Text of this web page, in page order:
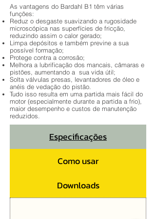
As vantagens do Bardahl B1 têm várias
funções:
Reduz o desgaste suavizando a rugosidade
microscópica nas superfícies de fricção,
reduzindo assim o calor gerado;
Limpa depósitos e também previne a sua
possível formação;
Protege contra a corrosão;
Melhora a lubrificação dos mancais, câmaras e
pistões, aumentando a sua vida útil;
Solta válvulas presas, levantadores de óleo e
anéis de vedação do pistão.
Tudo isso resulta em uma partida mais fácil do
motor (especialmente durante a partida a frio),
maior desempenho e custos de manutenção
reduzidos.
Especificações
Como usar
Downloads